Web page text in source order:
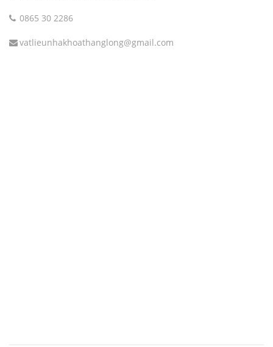
0865 30 2286
vatlieunhakhoathanglong@gmail.com